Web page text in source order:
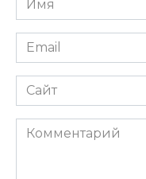
*
Email
*
Сайт
Комментарий